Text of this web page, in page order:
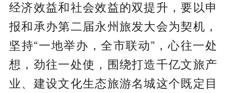
经济效益和社会效益的双提升，要以申
报和承办第二届永州旅发大会为契机，
坚持“一地举办，全市联动”，心往一处
想，劲往一处使，围绕打造千亿文旅产
业、建设文化生态旅游名城这个既定目